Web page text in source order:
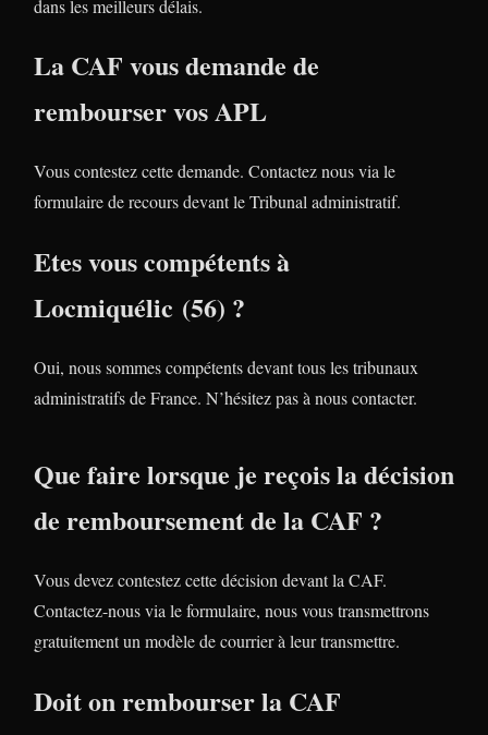
dans les meilleurs délais.
La CAF vous demande de
rembourser vos APL
Vous contestez cette demande. Contactez nous via le
formulaire de recours devant le Tribunal administratif.
Etes vous compétents à
Locmiquélic (56) ?
Oui, nous sommes compétents devant tous les tribunaux
administratifs de France. N’hésitez pas à nous contacter.
Que faire lorsque je reçois la décision
de remboursement de la CAF ?
Vous devez contestez cette décision devant la CAF.
Contactez-nous via le formulaire, nous vous transmettrons
gratuitement un modèle de courrier à leur transmettre.
Doit on rembourser la CAF